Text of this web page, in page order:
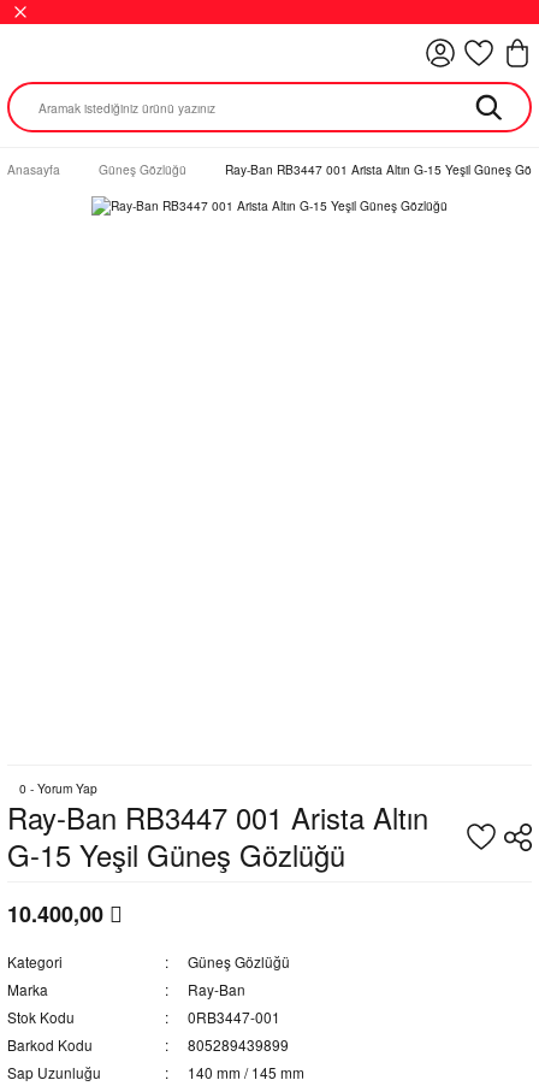
Anasayfa Güneş Gözlüğü Ray-Ban RB3447 001 Arista Altın G-15 Yeşil Güneş
0 - Yorum Yap
Ray-Ban RB3447 001 Arista Altın
G-15 Yeşil Güneş Gözlüğü
10.400,00
Kategori
Güneş Gözlüğü
Marka
Ray-Ban
Stok Kodu
0RB3447-001
Barkod Kodu
805289439899
Sap Uzunluğu
140 mm / 145 mm